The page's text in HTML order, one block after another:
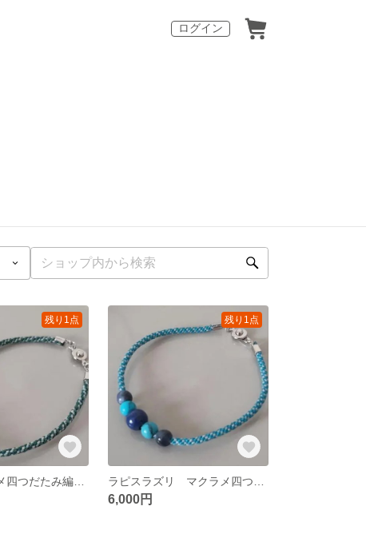
ログイン
残り1点 残り1点
6,000円